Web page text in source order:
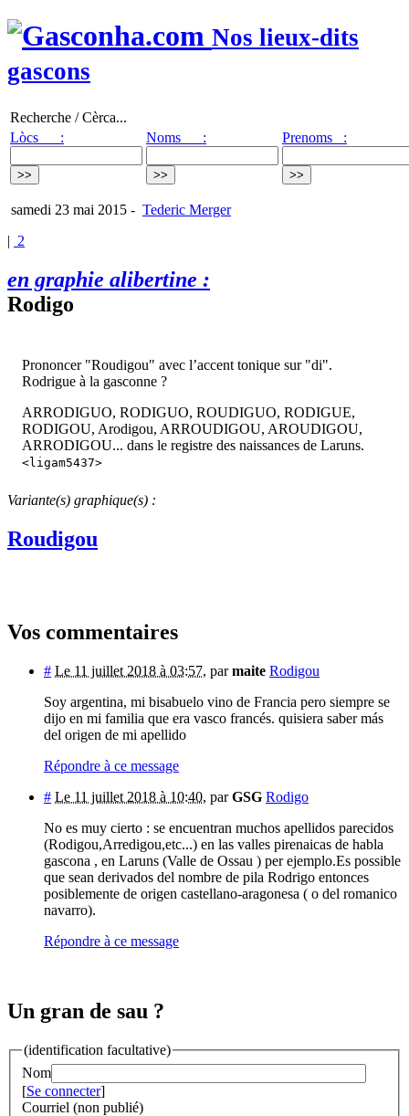
Nos lieux-dits
gascons
Recherche / Cèrca...
Lòcs :
Noms : Prenoms :
samedi 23 mai 2015 - Tederic Merger
| 2
en graphie alibertine :
Rodigo
Prononcer "Roudigou" avec l’accent tonique sur "di".
Rodrigue à la gasconne ?
ARRODIGUO, RODIGUO, ROUDIGUO, RODIGUE,
RODIGOU, Arodigou, ARROUDIGOU, AROUDIGOU,
ARRODIGOU... dans le registre des naissances de Laruns.
<ligam5437>
Variante(s) graphique(s) :
Roudigou
Vos commentaires
# Le 11 juillet 2018 à 03:57, parmaite Rodigou
Soy argentina, mi bisabuelo vino de Francia pero siempre se
dijo en mi familia que era vasco francés. quisiera saber más
del origen de mi apellido
Répondre à ce message
# Le 11 juillet 2018 à 10:40, parGSG Rodigo
No es muy cierto : se encuentran muchos apellidos parecidos
(Rodigou,Arredigou,etc...) en las valles pirenaicas de habla
gascona , en Laruns (Valle de Ossau ) per ejemplo.Es possible
que sean derivados del nombre de pila Rodrigo entonces
posiblemente de origen castellano-aragonesa ( o del romanico
navarro).
Répondre à ce message
Un gran de sau ?
(identification facultative)
Nom
[Se connecter]
Courriel (non publié)